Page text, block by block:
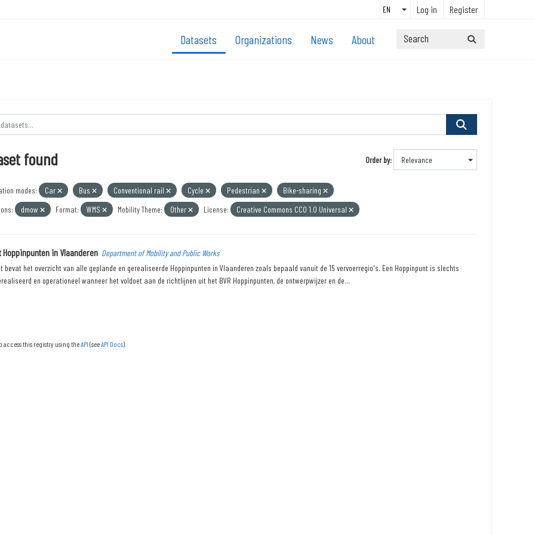
Log in Register
Datasets Organizations News About
Order by
found
modes: Car Bus Conventional rail Cycle Pedestrian
Bike-sharing
dmow Format: WMS Mobility Theme: Other License: Creative Commons CC0 1.0 Universal
Hoppinpunten in Vlaanderen Department of Mobility and Public Works
bevat het overzicht van alle geplande en gerealiseerde Hoppinpunten in Vlaanderen zoals bepaald vanuit de 15 vervoerregio's. Een Hoppinpunt is slechts
en operationeel wanneer het voldoet aan de richtlijnen uit het BVR Hoppinpunten, de ontwerpwijzer en de...
access this registry using theAPI (seeAPI Docs).